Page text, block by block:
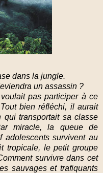
dans la jungle.
un assassin ?
pas participer à ce
bien réfléchi, il aurait
transportait sa classe
miracle, la queue de
adolescents survivent au
tropicale, le petit groupe
survivre dans cet
sauvages et trafiquants